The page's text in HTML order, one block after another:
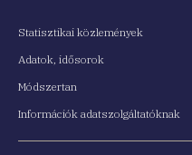
Statisztikai közlemények
Adatok, idősorok
Módszertan
Információk adatszolgáltatóknak